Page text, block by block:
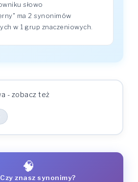
słowo
ma 2 synonimów
w 1 grup znaczeniowych.
- zobacz też
🧠
znasz synonimy?